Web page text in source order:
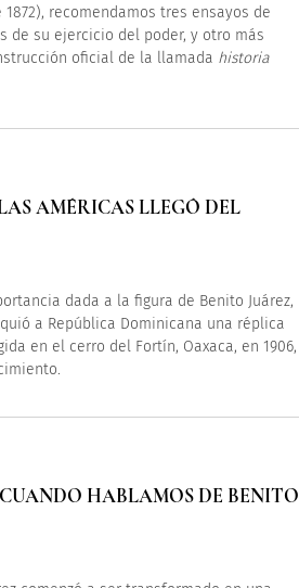
recomendamos tres ensayos de
de su ejercicio del poder, y otro más
oficial de la llamada historia
AMÉRICAS LLEGÓ DEL
dada a la figura de Benito Juárez,
a República Dominicana una réplica
en el cerro del Fortín, Oaxaca, en 1906,
HABLAMOS DE BENITO